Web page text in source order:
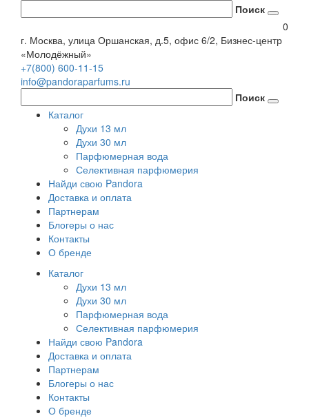
Поиск
0
г. Москва, улица Оршанская, д.5, офис 6/2, Бизнес-центр
«Молодёжный»
+7(800) 600-11-15
info@pandoraparfums.ru
Поиск
Каталог
Духи 13 мл
Духи 30 мл
Парфюмерная вода
Селективная парфюмерия
Найди свою Pandora
Доставка и оплата
Партнерам
Блогеры о нас
Контакты
О бренде
Каталог
Духи 13 мл
Духи 30 мл
Парфюмерная вода
Селективная парфюмерия
Найди свою Pandora
Доставка и оплата
Партнерам
Блогеры о нас
Контакты
О бренде